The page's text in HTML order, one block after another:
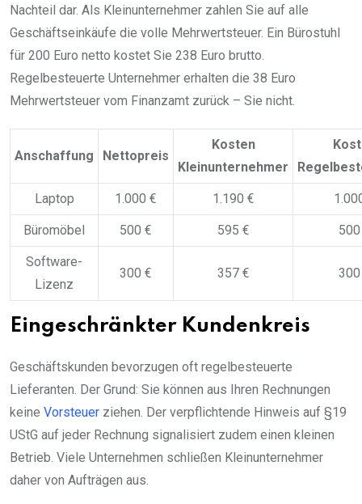
Nachteil dar. Als Kleinunternehmer zahlen Sie auf alle
Geschäftseinkäufe die volle Mehrwertsteuer. Ein Bürostuhl
für 200 Euro netto kostet Sie 238 Euro brutto.
Regelbesteuerte Unternehmer erhalten die 38 Euro
Mehrwertsteuer vom Finanzamt zurück – Sie nicht.
Anschaffung Nettopreis
Kosten
Kleinunternehmer
Laptop 1.000 € 1.190 €
Büromöbel 500 € 595 €
Software-
Lizenz
300 € 357 €
Eingeschränkter Kundenkreis
Geschäftskunden bevorzugen oft regelbesteuerte
Lieferanten. Der Grund: Sie können aus Ihren Rechnungen
keine Vorsteuer ziehen. Der verpflichtende Hinweis auf §19
UStG auf jeder Rechnung signalisiert zudem einen kleinen
Betrieb. Viele Unternehmen schließen Kleinunternehmer
daher von Aufträgen aus.